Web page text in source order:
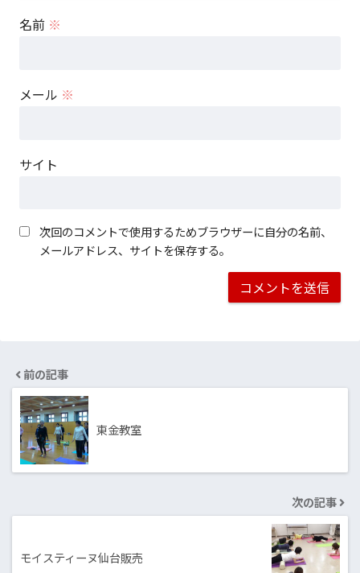
名前 ※
メール ※
サイト
次回のコメントで使用するためブラウザーに自分の名前、
メールアドレス、サイトを保存する。
前の記事
東金教室
次の記事
モイスティーヌ仙台販売